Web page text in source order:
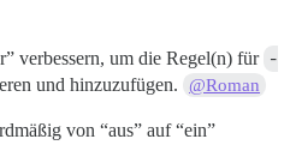
verbessern, um die Regel(n) für -
und hinzuzufügen. @Roman
von “aus” auf “ein”